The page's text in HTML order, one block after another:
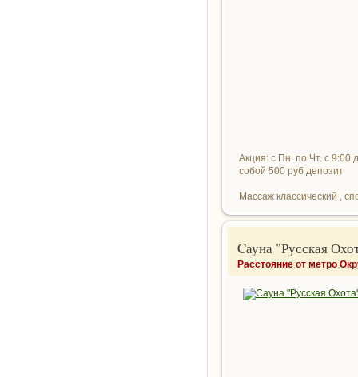
Акция: с Пн. по Чт. с 9:00
собой 500 руб депозит
Массаж классический ,
Cауна "Русская
Расстояние от метро